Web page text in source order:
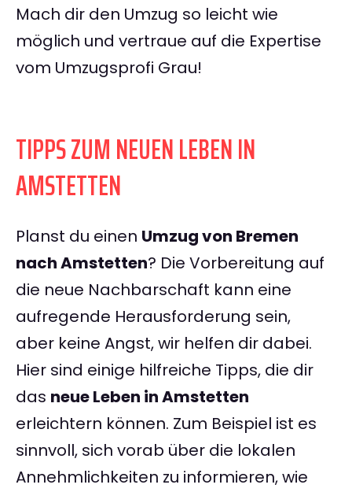
Mach dir den Umzug so leicht wie
möglich und vertraue auf die Expertise
vom Umzugsprofi Grau!
TIPPS ZUM NEUEN LEBEN IN
AMSTETTEN
Planst du einen Umzug von Bremen
nach Amstetten? Die Vorbereitung auf
die neue Nachbarschaft kann eine
aufregende Herausforderung sein,
aber keine Angst, wir helfen dir dabei.
Hier sind einige hilfreiche Tipps, die dir
das neue Leben in Amstetten
erleichtern können. Zum Beispiel ist es
sinnvoll, sich vorab über die lokalen
Annehmlichkeiten zu informieren, wie